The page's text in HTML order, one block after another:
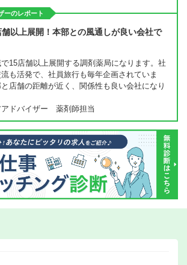
ーのレポート
以上展開！本部との風通しが良い会社で
15店舗以上展開する調剤薬局になります。社
も活発で、社員旅行も毎年企画されていま
店舗の距離が近く、関係性も良い会社になり
アドバイザー 薬剤師担当